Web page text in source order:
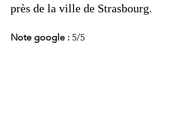
près de la ville de Strasbourg.
Note google : 5/5